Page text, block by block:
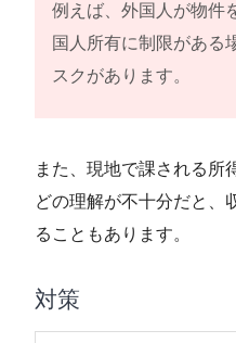
例えば、外国人が物件
国人所有に制限がある
スクがあります。
また、現地で課される所
どの理解が不十分だと、
ることもあります。
対策